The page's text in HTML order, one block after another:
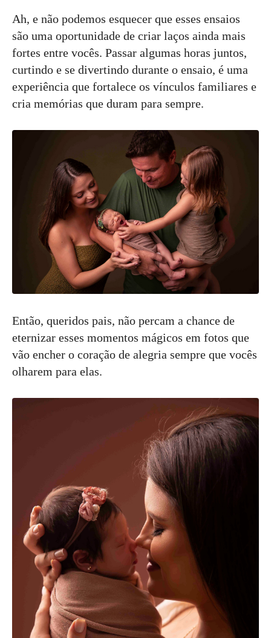
Ah, e não podemos esquecer que esses ensaios
são uma oportunidade de criar laços ainda mais
fortes entre vocês. Passar algumas horas juntos,
curtindo e se divertindo durante o ensaio, é uma
experiência que fortalece os vínculos familiares e
cria memórias que duram para sempre.
Então, queridos pais, não percam a chance de
eternizar esses momentos mágicos em fotos que
vão encher o coração de alegria sempre que vocês
olharem para elas.